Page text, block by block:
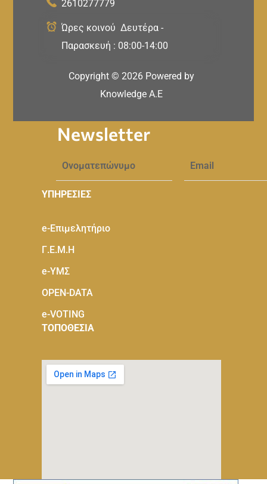
2610277779
Ώρες κοινού Δευτέρα -
Παρασκευή : 08:00-14:00
Copyright © 2026 Powered by
Knowledge A.E
Newsletter
ΥΠΗΡΕΣΙΕΣ
e-Eπιμελητήριο
Γ.Ε.Μ.Η
e-ΥΜΣ
OPEN-DATA
e-VOTING
ΤΟΠΟΘΕΣΙΑ